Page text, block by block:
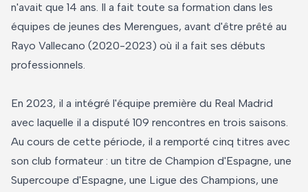
n'avait que 14 ans. Il a fait toute sa formation dans les
équipes de jeunes des Merengues, avant d'être prêté au
Rayo Vallecano (2020-2023) où il a fait ses débuts
professionnels.
En 2023, il a intégré l'équipe première du Real Madrid
avec laquelle il a disputé 109 rencontres en trois saisons.
Au cours de cette période, il a remporté cinq titres avec
son club formateur : un titre de Champion d'Espagne, une
Supercoupe d'Espagne, une Ligue des Champions, une